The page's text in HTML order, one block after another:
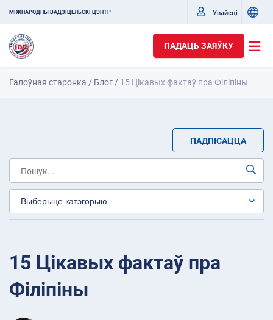
МІЖНАРОДНЫ ВАДЗІЦЕЛЬСКІ ЦЭНТР Увайсці
ПАДАЦЬ ЗАЯЎКУ
Галоўная старонка / Блог / 15 Цікавых фактаў пра Філіпіны
ПАДПІСАЦЦА
15 Цікавых фактаў пра
Філіпіны